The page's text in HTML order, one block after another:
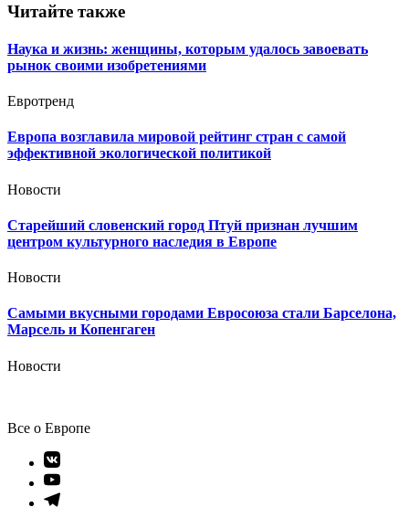
Читайте также
Наука и жизнь: женщины, которым удалось завоевать
рынок своими изобретениями
Евротренд
Европа возглавила мировой рейтинг стран с самой
эффективной экологической политикой
Новости
Старейший словенский город Птуй признан лучшим
центром культурного наследия в Европе
Новости
Самыми вкусными городами Евросоюза стали Барселона,
Марсель и Копенгаген
Новости
Все о Европе
Элемент
меню
Элемент
меню
Элемент